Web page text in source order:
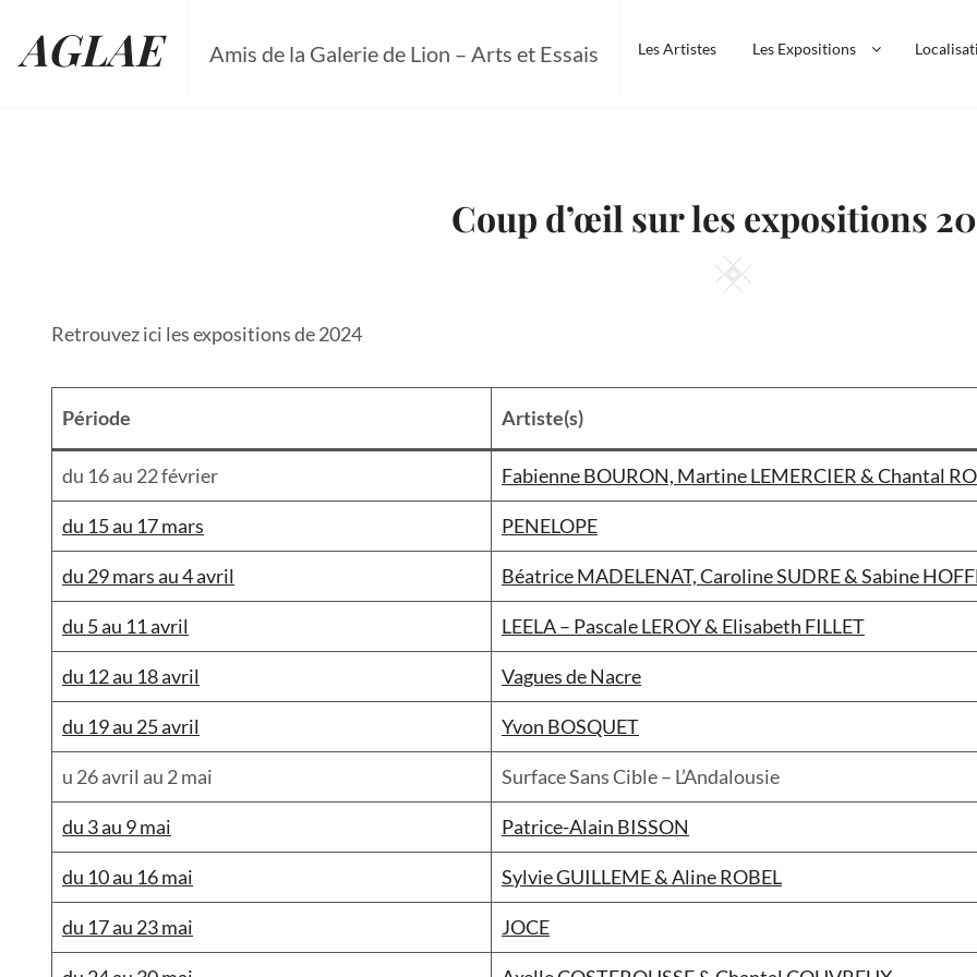
content
AGLAE Amis de la Galerie de Lion – Arts et Essais Les Artistes Les Expositions
Coup d’œil sur les expositions
Square
Retrouvez ici les expositions de 2024
Période Artiste(s)
du 16 au 22 février Fabienne BOURON, Martine LEMERCIER & Chantal
du 15 au 17 mars PENELOPE
du 29 mars au 4 avril Béatrice MADELENAT, Caroline SUDRE & Sabine
du 5 au 11 avril LEELA – Pascale LEROY & Elisabeth FILLET
du 12 au 18 avril Vagues de Nacre
du 19 au 25 avril Yvon BOSQUET
u 26 avril au 2 mai Surface Sans Cible – L’Andalousie
du 3 au 9 mai Patrice-Alain BISSON
du 10 au 16 mai Sylvie GUILLEME & Aline ROBEL
du 17 au 23 mai JOCE